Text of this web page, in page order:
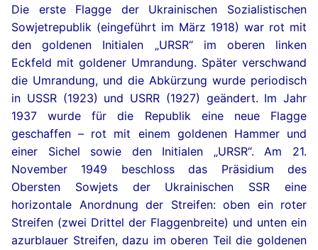
Die erste Flagge der Ukrainischen Sozialistischen
Sowjetrepublik (eingeführt im März 1918) war rot mit
den goldenen Initialen „URSR“ im oberen linken
Eckfeld mit goldener Umrandung. Später verschwand
die Umrandung, und die Abkürzung wurde periodisch
in USSR (1923) und USRR (1927) geändert. Im Jahr
1937 wurde für die Republik eine neue Flagge
geschaffen – rot mit einem goldenen Hammer und
einer Sichel sowie den Initialen „URSR“. Am 21.
November 1949 beschloss das Präsidium des
Obersten Sowjets der Ukrainischen SSR eine
horizontale Anordnung der Streifen: oben ein roter
Streifen (zwei Drittel der Flaggenbreite) und unten ein
azurblauer Streifen, dazu im oberen Teil die goldenen